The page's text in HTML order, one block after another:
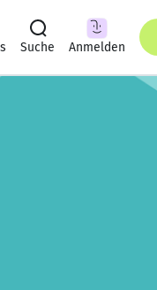
Suche Anmelden